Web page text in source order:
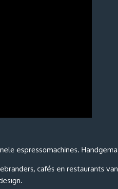
espressomachines.
cafés en restaurants